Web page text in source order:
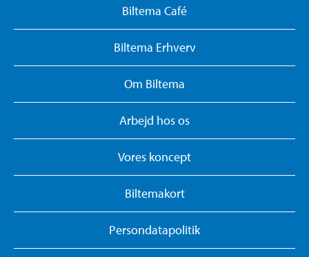
Biltema Café
Biltema Erhverv
Om Biltema
Arbejd hos os
Vores koncept
Biltemakort
Persondatapolitik